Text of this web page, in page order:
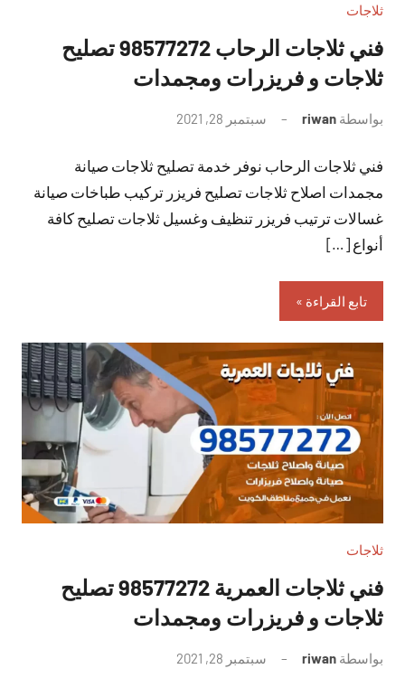
ثلاجات
فني ثلاجات الرحاب 98577272 تصليح
ثلاجات و فريزرات ومجمدات
بواسطة riwan سبتمبر 28, 2021
تعليقات
فني ثلاجات الرحاب نوفر خدمة تصليح ثلاجات صيانة
مجمدات اصلاح ثلاجات تصليح فريزر تركيب طباخات صيانة
غسالات ترتيب فريزر تنظيف وغسيل ثلاجات تصليح كافة
أنواع […]
تابع القراءة
ثلاجات
فني ثلاجات العمرية 98577272 تصليح
ثلاجات و فريزرات ومجمدات
بواسطة riwan سبتمبر 28, 2021